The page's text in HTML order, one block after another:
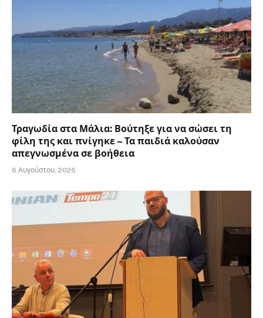
Τραγωδία στα Μάλια: Βούτηξε για να σώσει τη
φίλη της και πνίγηκε – Τα παιδιά καλούσαν
απεγνωσμένα σε βοήθεια
6 Αυγούστου, 2026